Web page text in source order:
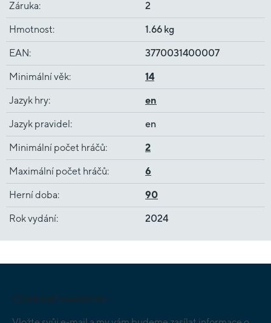
Záruka: 2
Hmotnost: 1.66 kg
EAN: 3770031400007
Minimální věk: 14
Jazyk hry: en
Jazyk pravidel: en
Minimální počet hráčů: 2
Maximální počet hráčů: 6
Herní doba: 90
Rok vydání: 2024
Odebírat newsletter